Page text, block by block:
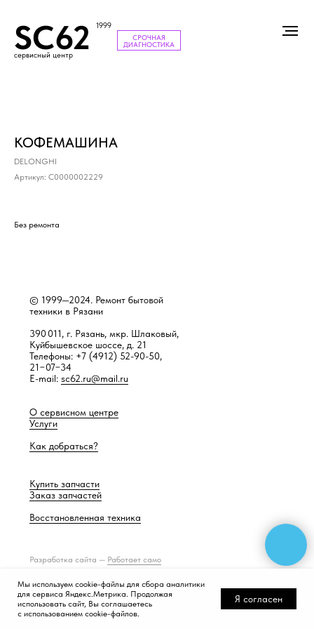
SC62 1999
сервисный центр
СРОЧНАЯ
ДИАГНОСТИКА
КОФЕМАШИНА
DELONGHI
Артикул: С0000002229
Без ремонта
Разработка сайта — Работает само
© 1999—2024. Ремонт бытовой
техники в Рязани
390 011, г. Рязань, мкр. Шлаковый,
Куйбышевское шоссе, д. 21
Телефоны: +7 (4912) 52-90-50,
21−07−34
E-mail: sc62.ru@mail.ru
О сервисном центре
Услуги
Как добраться?
Купить запчасти
Заказ запчастей
Восстановленная техника
Мы используем cookie-файлы для сбора аналитики
для сервиса Яндекс.Метрика. Продолжая
использовать сайт, Вы соглашаетесь
с использованием cookie-файлов.
Я согласен